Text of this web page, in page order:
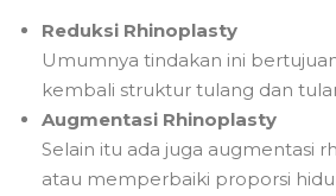
Reduksi Rhinoplasty
Umumnya tindakan ini
kembali struktur tulang dan
Augmentasi Rhinoplasty
Selain itu ada juga augmentasi
atau memperbaiki proporsi